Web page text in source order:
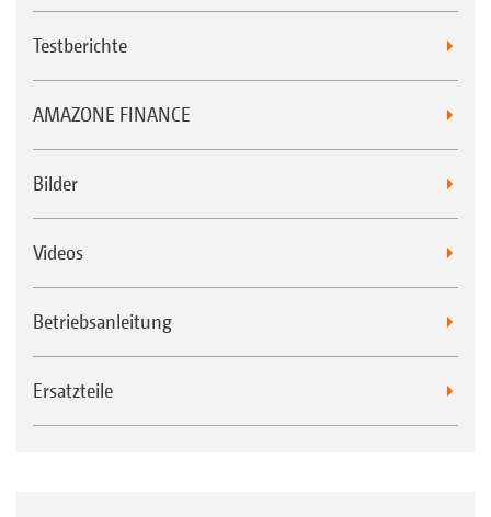
Testberichte
AMAZONE FINANCE
Bilder
Videos
Betriebsanleitung
Ersatzteile